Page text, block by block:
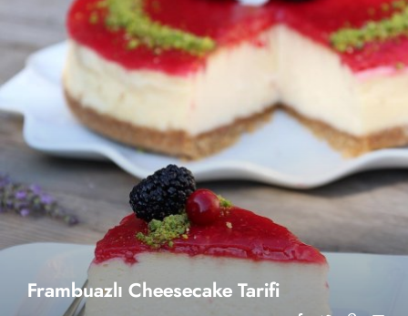
Frambuazlı Cheesecake Tarifi